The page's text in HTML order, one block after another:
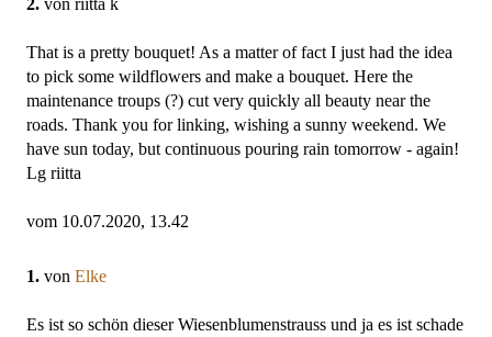
2. von riitta k
That is a pretty bouquet! As a matter of fact I just had the idea
to pick some wildflowers and make a bouquet. Here the
maintenance troups (?) cut very quickly all beauty near the
roads. Thank you for linking, wishing a sunny weekend. We
have sun today, but continuous pouring rain tomorrow - again!
Lg riitta
vom 10.07.2020, 13.42
1. von Elke
Es ist so schön dieser Wiesenblumenstrauss und ja es ist schade